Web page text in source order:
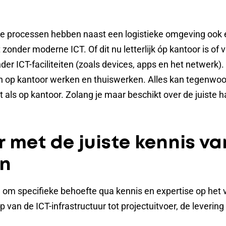
processen hebben naast een logistieke omgeving ook
moderne ICT. Of dit nu letterlijk óp kantoor is of
ICT-faciliteiten (zoals devices, apps en het
op kantoor werken en thuiswerken. Alles kan
als op kantoor. Zolang je maar beschikt over de juiste
met de juiste kennis
specifieke behoefte qua kennis en expertise op het
van de ICT-infrastructuur tot projectuitvoer, de